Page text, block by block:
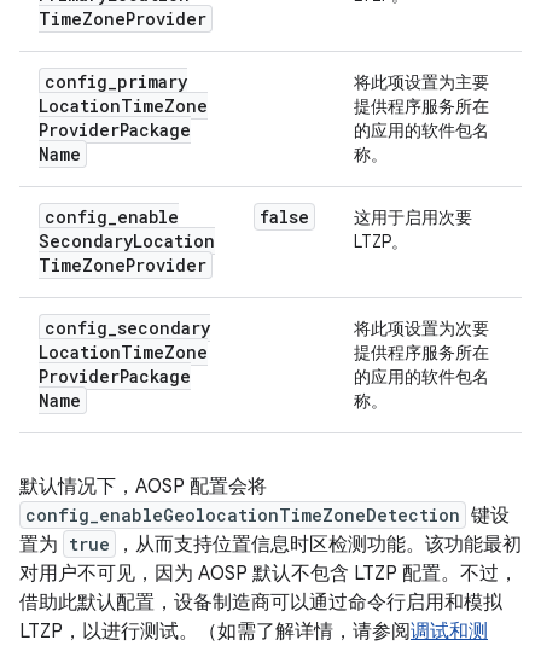
TimeZoneProvider
config_primary
LocationTimeZone
ProviderPackage
Name
将此项设置为主要
提供程序服务所在
的应用的软件包名
称。
config_enable
SecondaryLocation
TimeZoneProvider
false
这用于启用次要
LTZP。
config_secondary
LocationTimeZone
ProviderPackage
Name
将此项设置为次要
提供程序服务所在
的应用的软件包名
称。
默认情况下，AOSP 配置会将
config_enableGeolocationTimeZoneDetection 键设
置为 true
，从而支持位置信息时区检测功能。该功能最初
对用户不可见，因为 AOSP 默认不包含 LTZP 配置。不过，
借助此默认配置，设备制造商可以通过命令行启用和模拟
LTZP，以进行测试。（如需了解详情，请参阅调试和测